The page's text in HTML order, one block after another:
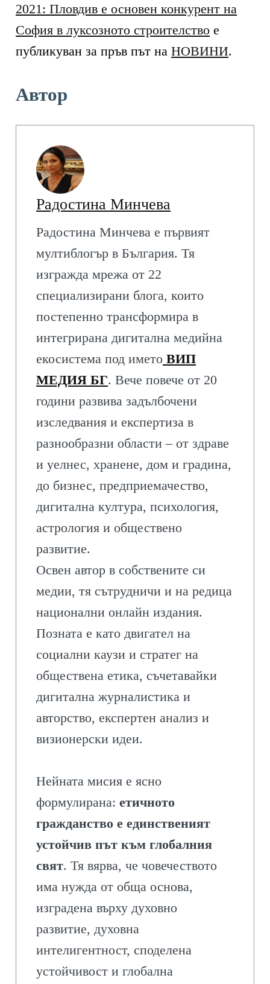
2021: Пловдив е основен конкурент на
София в луксозното строителство е
публикуван за пръв път наНОВИНИ.
Автор
Радостина Минчева
Радостина Минчева е първият
мултиблогър в България. Тя
изгражда мрежа от 22
специализирани блога, които
постепенно трансформира в
интегрирана дигитална медийна
екосистема под името ВИП
МЕДИЯ БГ. Вече повече от 20
години развива задълбочени
изследвания и експертиза в
разнообразни области – от здраве
и уелнес, хранене, дом и градина,
до бизнес, предприемачество,
дигитална култура, психология,
астрология и обществено
развитие.
Освен автор в собствените си
медии, тя сътрудничи и на редица
национални онлайн издания.
Позната е като двигател на
социални каузи и стратег на
обществена етика, съчетавайки
дигитална журналистика и
авторство, експертен анализ и
визионерски идеи.
Нейната мисия е ясно
формулирана:етичното
гражданство е единственият
устойчив път към глобалния
свят. Тя вярва, че човечеството
има нужда от обща основа,
изградена върху духовно
развитие, духовна
интелигентност, споделена
устойчивост и глобална